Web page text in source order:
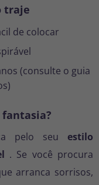
traje
de colocar
(consulte o guia
fantasia?
pelo seu estilo
. Se você procura
arranca sorrisos,